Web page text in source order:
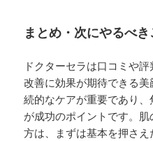
まとめ・次にやるべき
ドクターセラは口コミや
改善に効果が期待できる
続的なケアが重要であり
が成功のポイントです。
方は、まずは基本を押さ